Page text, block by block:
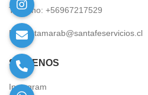
Teléfono: +56967217529
Email:tamarab@santafeservicios.cl
SÍGUENOS
Instagram